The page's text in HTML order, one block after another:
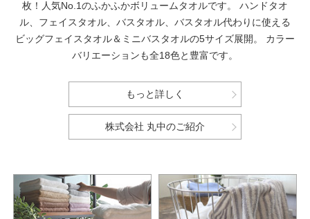
枚！人気No.1のふかふかボリュームタオルです。
ハンドタオ
ル、フェイスタオル、バスタオル、バスタオル代わりに使える
ビッグフェイスタオル＆ミニバスタオルの5サイズ展開。
カラー
バリエーションも全18色と豊富です。
もっと詳しく
株式会社 丸中のご紹介